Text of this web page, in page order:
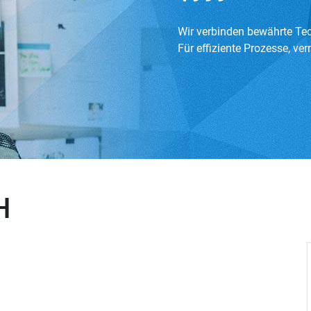
Wir verbinden bewährte
Für effiziente Prozesse,